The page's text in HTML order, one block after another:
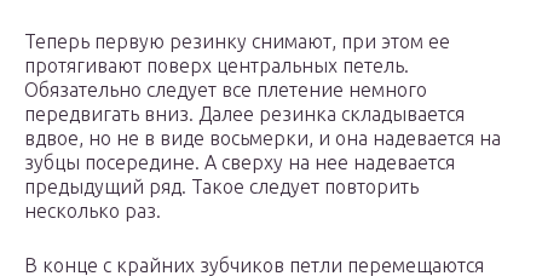
Теперь первую резинку снимают, при этом ее
протягивают поверх центральных петель.
Обязательно следует все плетение немного
передвигать вниз. Далее резинка складывается
вдвое, но не в виде восьмерки, и она надевается на
зубцы посередине. А сверху на нее надевается
предыдущий ряд. Такое следует повторить
несколько раз.
В конце с крайних зубчиков петли перемещаются